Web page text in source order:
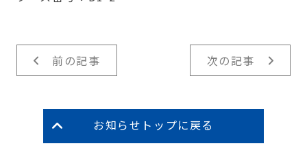
前の記事 次の記事
お知らせトップに戻る